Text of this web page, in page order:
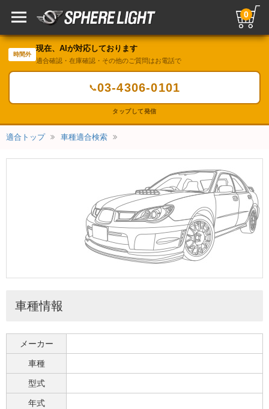
0
時間外
現在、AIが対応しております
適合確認・在庫確認・その他のご質問はお電話で
📞03-4306-0101
タップして発信
適合トップ 車種適合検索
車種情報
メーカー
車種
型式
年式